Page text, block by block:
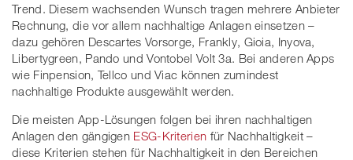
Trend. Diesem wachsenden Wunsch tragen mehrere Anbieter
Rechnung, die vor allem nachhaltige Anlagen einsetzen –
dazu gehören Descartes Vorsorge, Frankly, Gioia, Inyova,
Libertygreen, Pando und Vontobel Volt 3a. Bei anderen Apps
wie Finpension, Tellco und Viac können zumindest
nachhaltige Produkte ausgewählt werden.
Die meisten App-Lösungen folgen bei ihren nachhaltigen
Anlagen den gängigen ESG-Kriterien für Nachhaltigkeit –
diese Kriterien stehen für Nachhaltigkeit in den Bereichen